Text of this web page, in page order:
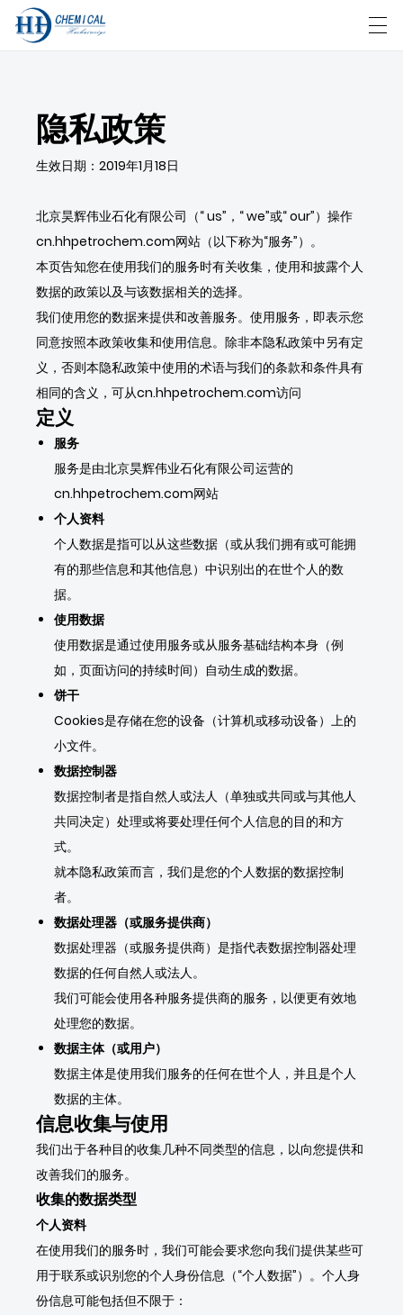
首页
产品
新闻
案例
工厂展示
联系我们
关于我们
隐私政策
生效日期：2019年1月18日
北京昊辉伟业石化有限公司（“ us”，“ we”或“ our”）操作
cn.hhpetrochem.com网站（以下称为“服务”）。
本页告知您在使用我们的服务时有关收集，使用和披露个人
数据的政策以及与该数据相关的选择。
我们使用您的数据来提供和改善服务。使用服务，即表示您
同意按照本政策收集和使用信息。除非本隐私政策中另有定
义，否则本隐私政策中使用的术语与我们的条款和条件具有
相同的含义，可从cn.hhpetrochem.com访问
定义
服务
服务是由北京昊辉伟业石化有限公司运营的
cn.hhpetrochem.com网站
个人资料
个人数据是指可以从这些数据（或从我们拥有或可能拥
有的那些信息和其他信息）中识别出的在世个人的数
据。
使用数据
使用数据是通过使用服务或从服务基础结构本身（例
如，页面访问的持续时间）自动生成的数据。
饼干
Cookies是存储在您的设备（计算机或移动设备）上的
小文件。
数据控制器
数据控制者是指自然人或法人（单独或共同或与其他人
共同决定）处理或将要处理任何个人信息的目的和方
式。
就本隐私政策而言，我们是您的个人数据的数据控制
者。
数据处理器（或服务提供商）
数据处理器（或服务提供商）是指代表数据控制器处理
数据的任何自然人或法人。
我们可能会使用各种服务提供商的服务，以便更有效地
处理您的数据。
数据主体（或用户）
数据主体是使用我们服务的任何在世个人，并且是个人
数据的主体。
信息收集与使用
我们出于各种目的收集几种不同类型的信息，以向您提供和
改善我们的服务。
收集的数据类型
个人资料
在使用我们的服务时，我们可能会要求您向我们提供某些可
用于联系或识别您的个人身份信息（“个人数据”）。个人身
份信息可能包括但不限于：